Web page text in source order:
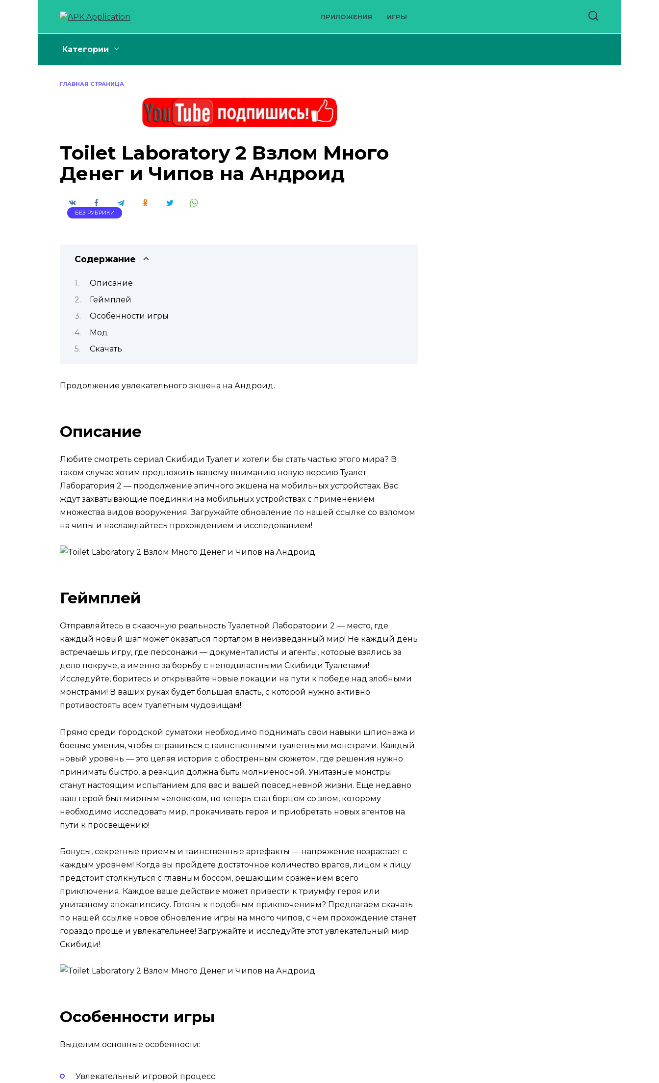
ПРИЛОЖЕНИЯ ИГРЫ
Категории
ГЛАВНАЯ СТРАНИЦА
Toilet Laboratory 2 Взлом Много
Денег и Чипов на Андроид
БЕЗ РУБРИКИ
Содержание
Описание
Геймплей
Особенности игры
Мод
Скачать
Продолжение увлекательного экшена на Андроид.
Описание
Любите смотреть сериал Скибиди Туалет и хотели бы стать частью этого мира? В
таком случае хотим предложить вашему вниманию новую версию Туалет
Лаборатория 2 — продолжение эпичного экшена на мобильных устройствах. Вас
ждут захватывающие поединки на мобильных устройствах с применением
множества видов вооружения. Загружайте обновление по нашей ссылке со взломом
на чипы и наслаждайтесь прохождением и исследованием!
Геймплей
Отправляйтесь в сказочную реальность Туалетной Лаборатории 2 — место, где
каждый новый шаг может оказаться порталом в неизведанный мир! Не каждый день
встречаешь игру, где персонажи — документалисты и агенты, которые взялись за
дело покруче, а именно за борьбу с неподвластными Скибиди Туалетами!
Исследуйте, боритесь и открывайте новые локации на пути к победе над злобными
монстрами! В ваших руках будет большая власть, с которой нужно активно
противостоять всем туалетным чудовищам!
Прямо среди городской суматохи необходимо поднимать свои навыки шпионажа и
боевые умения, чтобы справиться с таинственными туалетными монстрами. Каждый
новый уровень — это целая история с обостренным сюжетом, где решения нужно
принимать быстро, а реакция должна быть молниеносной. Унитазные монстры
станут настоящим испытанием для вас и вашей повседневной жизни. Еще недавно
ваш герой был мирным человеком, но теперь стал борцом со злом, которому
необходимо исследовать мир, прокачивать героя и приобретать новых агентов на
пути к просвещению!
Бонусы, секретные приемы и таинственные артефакты — напряжение возрастает с
каждым уровнем! Когда вы пройдете достаточное количество врагов, лицом к лицу
предстоит столкнуться с главным боссом, решающим сражением всего
приключения. Каждое ваше действие может привести к триумфу героя или
унитазному апокалипсису. Готовы к подобным приключениям? Предлагаем скачать
по нашей ссылке новое обновление игры на много чипов, с чем прохождение станет
гораздо проще и увлекательнее! Загружайте и исследуйте этот увлекательный мир
Скибиди!
Особенности игры
Выделим основные особенности:
Увлекательный игровой процесс.